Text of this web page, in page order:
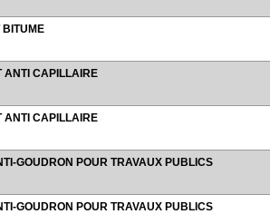
ANTI CAPILLAIRE
ANTI CAPILLAIRE
GOUDRON POUR TRAVAUX PUBLICS
GOUDRON POUR TRAVAUX PUBLICS